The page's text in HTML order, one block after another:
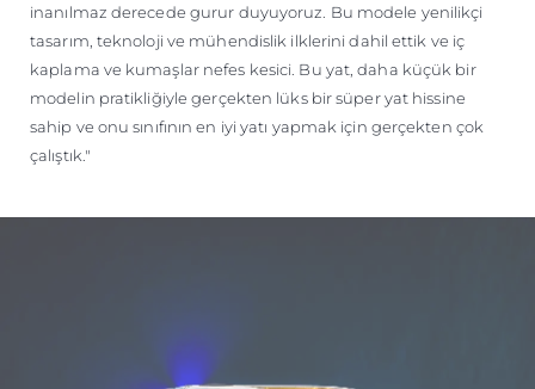
inanılmaz derecede gurur duyuyoruz. Bu modele yenilikçi
tasarım, teknoloji ve mühendislik ilklerini dahil ettik ve iç
kaplama ve kumaşlar nefes kesici. Bu yat, daha küçük bir
modelin pratikliğiyle gerçekten lüks bir süper yat hissine
sahip ve onu sınıfının en iyi yatı yapmak için gerçekten çok
çalıştık."